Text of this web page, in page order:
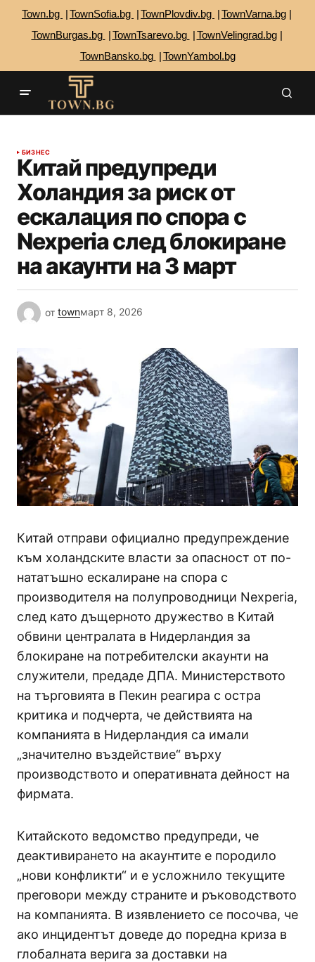
Town.bg TownSofia.bg TownPlovdiv.bg
TownVarna.bg
TownBurgas.bg
TownTsarevo.bg
TownVelingrad.bg
TownBansko.bg
TownYambol.bg
БИЗНЕС
Китай предупреди
Холандия за риск от
ескалация по спора с
Nexperia след блокиране
на акаунти на 3 март
от townмарт 8, 2026
Китай отправи официално предупреждение
към холандските власти за опасност от по-
нататъшно ескалиране на спора с
производителя на полупроводници Nexperia,
след като дъщерното дружество в Китай
обвини централата в Нидерландия за
блокиране на потребителски акаунти на
служители, предаде ДПА. Министерството
на търговията в Пекин реагира с остра
критика и подчерта, че действията на
компанията в Нидерландия са имали
„значително въздействие“ върху
производството и оперативната дейност на
фирмата.
Китайското ведомство предупреди, че
деактивирането на акаунтите е породило
„нови конфликти“ и е усложнило текущите
преговори между страните и ръководството
на компанията. В изявлението се посочва, че
ако инцидентът доведе до поредна криза в
глобалната верига за доставки на